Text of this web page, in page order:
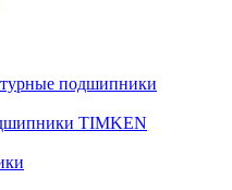
подшипники
TIMKEN